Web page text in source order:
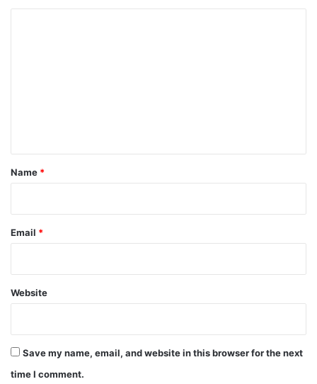
*
Name *
Email *
Website
Save my name, email, and website in this browser for the next
time I comment.